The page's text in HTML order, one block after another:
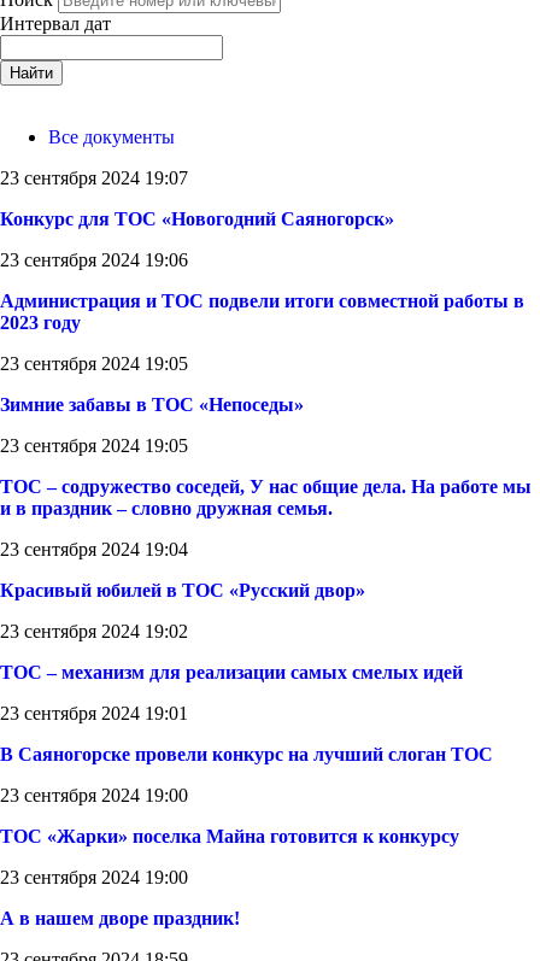
Интервал дат
Найти
Все документы
23 сентября 2024 19:07
Конкурс для ТОС «Новогодний Саяногорск»
23 сентября 2024 19:06
Администрация и ТОС подвели итоги совместной работы в
2023 году
23 сентября 2024 19:05
Зимние забавы в ТОС «Непоседы»
23 сентября 2024 19:05
ТОС – содружество соседей, У нас общие дела. На работе мы
и в праздник – словно дружная семья.
23 сентября 2024 19:04
Красивый юбилей в ТОС «Русский двор»
23 сентября 2024 19:02
ТОС – механизм для реализации самых смелых идей
23 сентября 2024 19:01
В Саяногорске провели конкурс на лучший слоган ТОС
23 сентября 2024 19:00
ТОС «Жарки» поселка Майна готовится к конкурсу
23 сентября 2024 19:00
А в нашем дворе праздник!